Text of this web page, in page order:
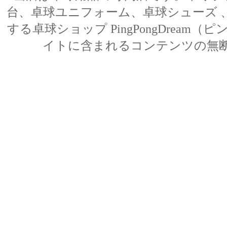
台、卓球ユニフォーム、卓球シューズ
する卓球ショップ PingPongDream（ピ
イトに含まれるコンテンツの無